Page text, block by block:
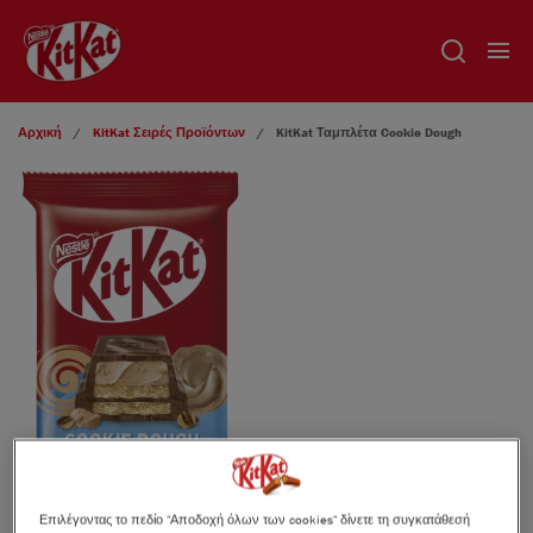
Αρχική KitKat Σειρές Προϊόντων KitKat Ταμπλέτα Cookie Dough
Επιλέγοντας το πεδίο "Αποδοχή όλων των cookies" δίνετε τη συγκατάθεσή